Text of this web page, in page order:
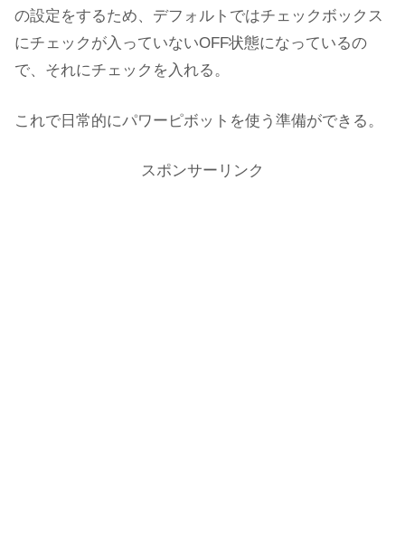
の設定をするため、デフォルトではチェックボックス
にチェックが入っていないOFF状態になっているの
で、それにチェックを入れる。
これで日常的にパワーピボットを使う準備ができる。
スポンサーリンク